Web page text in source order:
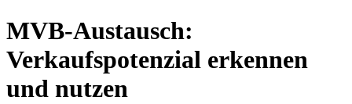
MVB-Austausch:
Verkaufspotenzial erkennen
und nutzen